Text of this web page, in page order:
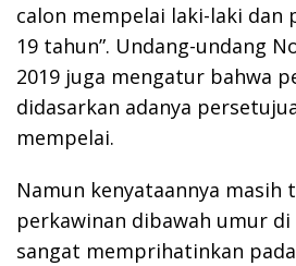
calon mempelai laki-laki dan
19 tahun”. Undang-undang
2019 juga mengatur bahwa
didasarkan adanya
mempelai.
Namun kenyataannya masih
perkawinan dibawah umur
sangat memprihatinkan